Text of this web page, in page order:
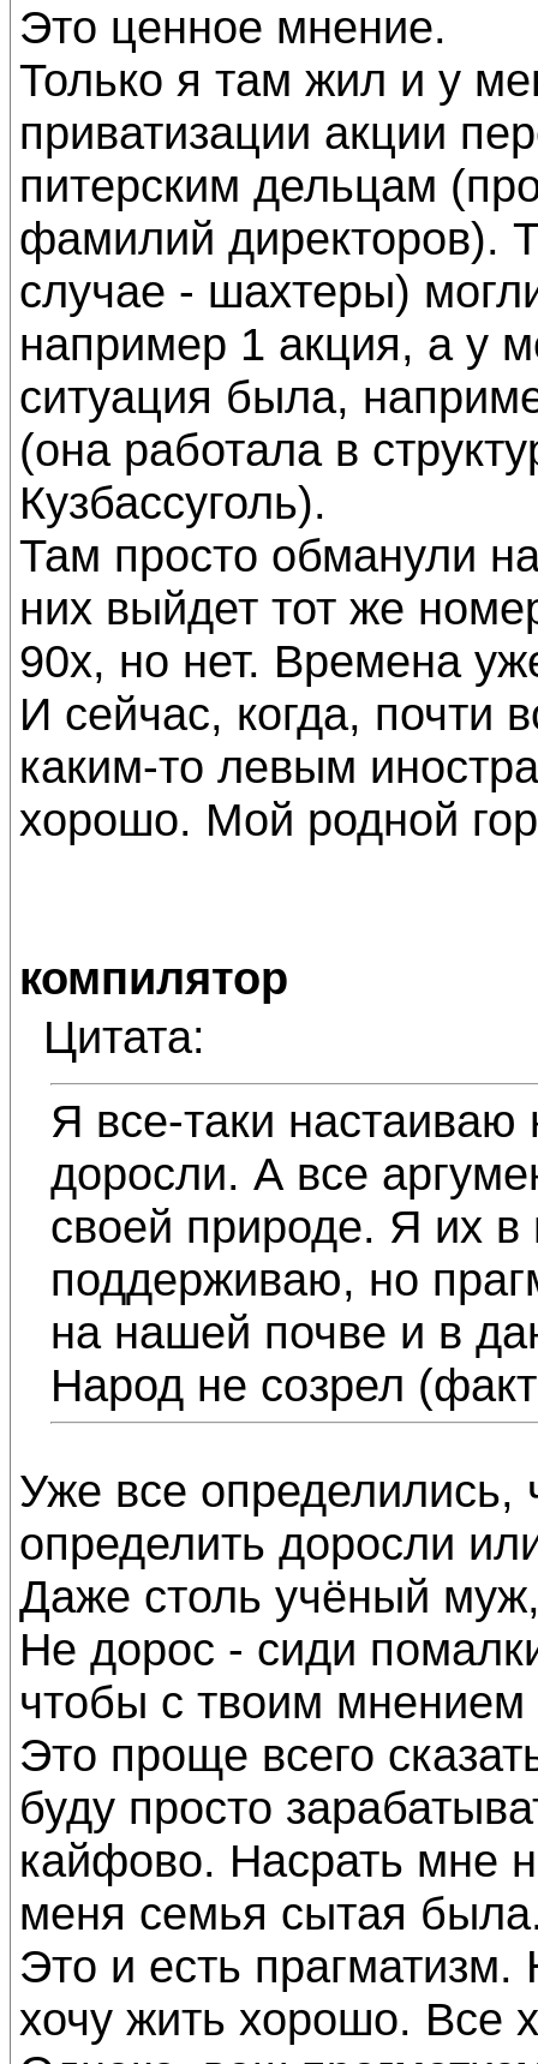
Это ценное мнение.
Только я там жил и у
приватизации акции
питерским дельцам
фамилий директоров).
случае - шахтеры)
например 1 акция, а у
ситуация была,
(она работала в
Кузбассуголь).
Там просто обманули
них выйдет тот же
90х, но нет. Времена
И сейчас, когда, почти
каким-то левым
хорошо. Мой родной
компилятор
Цитата:
Я все-таки
доросли. А все
своей природе. Я их
поддерживаю, но
на нашей почве и в
Народ не созрел
Уже все определились,
определить доросли
Даже столь учёный
Не дорос - сиди
чтобы с твоим мнением
Это проще всего
буду просто
кайфово. Насрать мне
меня семья сытая
Это и есть
хочу жить хорошо. Все